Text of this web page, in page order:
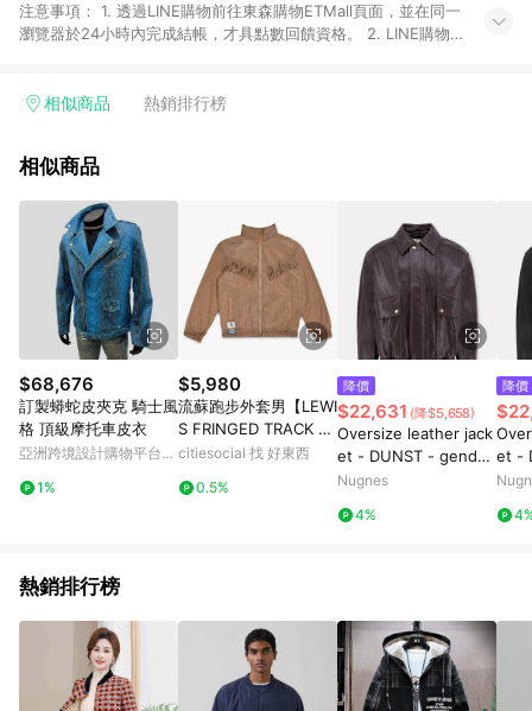
注意事項： 1. 透過LINE購物前往東森購物ETMall頁面，並在同一
瀏覽器於24小時內完成結帳，才具點數回饋資格。 2. LINE購物
單，皆不在點數回饋範圍內。 3. 如購買以下類別商品，將無法獲
球嚴選、商城、專案商品、「草莓網」全館商品。 4. 如取消訂
回饋。 5. 點數回饋會扣除所有折扣優惠後之最終發票金額計算，
實際回饋請依LINE購物通知為主。 6. 訂單如有使用東森購物
ETMall站內之折扣優惠(包含但不限於東森幣、樂透金、東森現金
券等)，不具點數回饋資格。詳細請依東森購物ETMall之結帳頁面
顯示為準。 7. LINE購物設有「單一商品最高回饋點數」機制(特
殊活動時開放「回饋無上限」)，以同一訂單中同一商品不論件數
計算，並依訂單成立時間當下LINE購物所設定的回饋機制為準。
8. LINE購物為購物資訊整合性平台，商品資料更新會有時間差，
如顯示之商品規格、顏色、價位、贈品與東森購物ETMall銷售網
頁不符，以銷售網頁標示為準。 9. 若有贈點爭議，請務必於訂單
日期+180天以內至LINE購物客服洽詢；若超過180天(含)以上進
行申訴，恕無法贈點回饋。 10. 部分點數紅包僅限指定商品使
用，或不適用於無回饋商品。各點數紅包之適用商品與使用條件
相似商品 熱銷排行榜
相似商品
$68,676
訂製蟒蛇皮夾克 騎士風
格 頂級摩托車皮衣
亞洲跨境設計購物平台
1%
$5,980
流蘇跑步外套男【LEWI
S FRINGED TRACK JA
CKET】 [MERCY MER
citiesocial 找 好東西
0.5%
降價
$22,631 (降$5,658)
Oversize leather jack
et - DUNST - gender
_Man
Nugnes
4%
降價
et -
熱銷排行榜